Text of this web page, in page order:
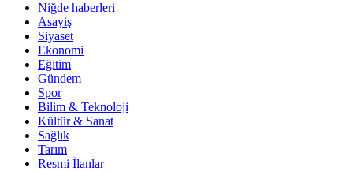
Niğde haberleri
Asayiş
Siyaset
Ekonomi
Eğitim
Gündem
Spor
Bilim & Teknoloji
Kültür & Sanat
Sağlık
Tarım
Resmi İlanlar